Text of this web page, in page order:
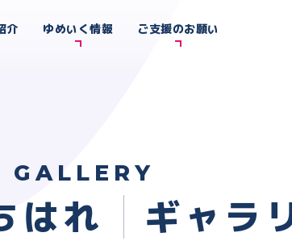
介 ゆめいく情報 ご支援のお願い
GALLERY
はれ ギャラ